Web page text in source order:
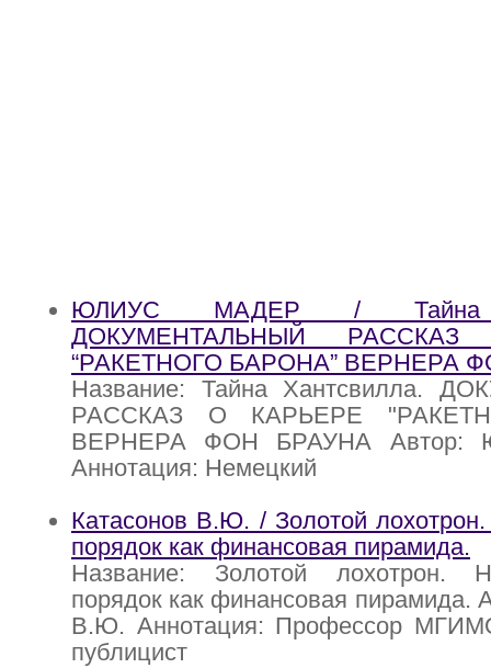
ЮЛИУС МАДЕР / Тайна
ДОКУМЕНТАЛЬНЫЙ
“РАКЕТНОГО БАРОНА” ВЕРНЕРА
Название: Тайна Хантсвилла.
РАССКАЗ О КАРЬЕРЕ
ВЕРНЕРА ФОН БРАУНА Автор:
Аннотация: Немецкий
Катасонов В.Ю. / Золотой
порядок как финансовая пирамида.
Название: Золотой лохотрон.
порядок как финансовая пирамида.
В.Ю. Аннотация: Профессор
публицист